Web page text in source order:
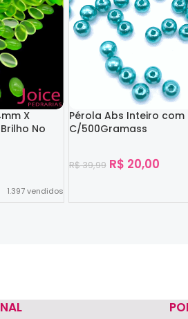
X
No
1.397vendidos
Pérola Abs Inteiro com
C/500Gramass
R$39,99 R$ 20,00